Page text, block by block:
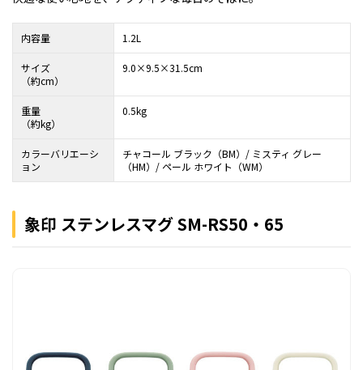
内容量 1.2L
サイズ
（約cm）
9.0×9.5×31.5cm
重量
（約kg）
0.5kg
カラーバリエーシ
ョン
チャコール ブラック（BM）/ ミスティ グレー
（HM）/ ペール ホワイト（WM）
象印 ステンレスマグ SM-RS50・65